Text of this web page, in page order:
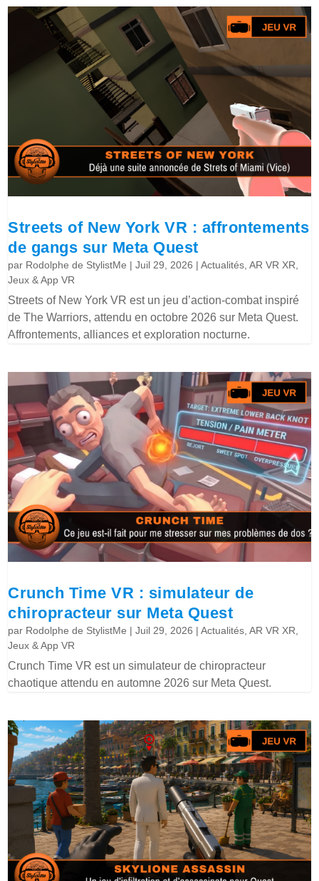
Streets of New York VR : affrontements
de gangs sur Meta Quest
par Rodolphe de StylistMe |Juil 29, 2026 |Actualités ,AR VR XR
Jeux & App VR
Streets of New York VR est un jeu d’action-combat inspiré
de The Warriors, attendu en octobre 2026 sur Meta Quest.
Affrontements, alliances et exploration nocturne.
Crunch Time VR : simulateur de
chiropracteur sur Meta Quest
par Rodolphe de StylistMe |Juil 29, 2026 |Actualités ,AR VR XR
Jeux & App VR
Crunch Time VR est un simulateur de chiropracteur
chaotique attendu en automne 2026 sur Meta Quest.